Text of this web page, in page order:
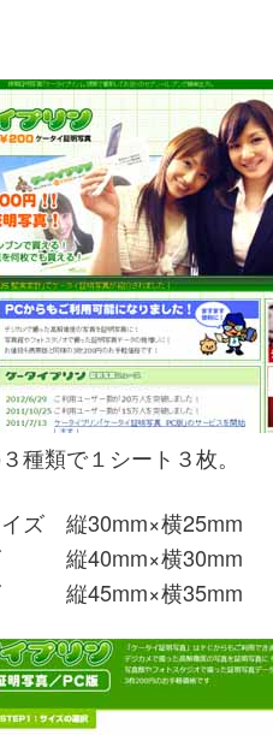
種類で１シート３枚。
イズ 縦30mm×横25mm
ズ 縦40mm×横30mm
ズ 縦45mm×横35mm